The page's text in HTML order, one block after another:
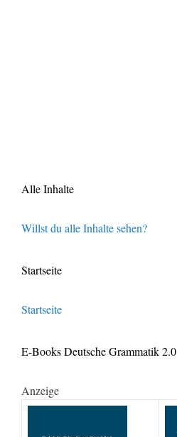
Alle Inhalte
Willst du alle Inhalte sehen?
Startseite
Startseite
E-Books Deutsche Grammatik 2.0
Anzeige